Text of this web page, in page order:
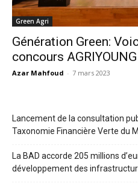
Green Agri
Génération Green:
concours
Azar Mahfoud - 7 mars 2023
Lancement de la consultation
Taxonomie Financière Verte du
La BAD accorde 205 millions
développement des